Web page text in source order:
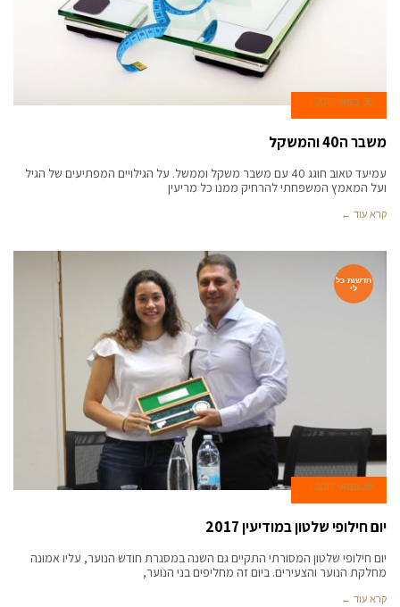
30 במאי 2017
משבר ה40 והמשקל
עמיעד טאוב חוגג 40 עם משבר משקל וממשל. על הגילויים המפתיעים של הגיל
ועל המאמץ המשפחתי להרחיק ממנו כל מריעין
קרא עוד ←
חדשות כל
לי
28 במאי 2017
יום חילופי שלטון במודיעין 2017
יום חילופי שלטון המסורתי התקיים גם השנה במסגרת חודש הנוער, עליו אמונה
מחלקת הנוער והצעירים. ביום זה מחליפים בני הנוער,
קרא עוד ←